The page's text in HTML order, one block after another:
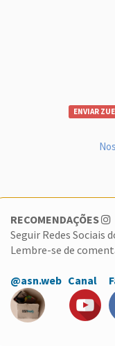
ENVIAR
RECOMENDAÇÕES
Seguir Redes Sociais
Lembre-se de
@asn.web Canal